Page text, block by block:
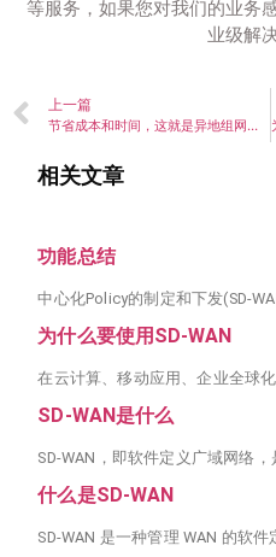
等服务，如果您对我们的业务
业级解
上一篇
节省成本和时间，这就是异地组网加速
相关文章
功能总结
中心化Policy的制定和下发(SD-
为什么要使用SD-WAN
在云计算、移动应用、企业全球
SD-WAN是什么
SD-WAN，即软件定义广域网络，
什么是SD-WAN
SD-WAN 是一种管理 WAN 的软件